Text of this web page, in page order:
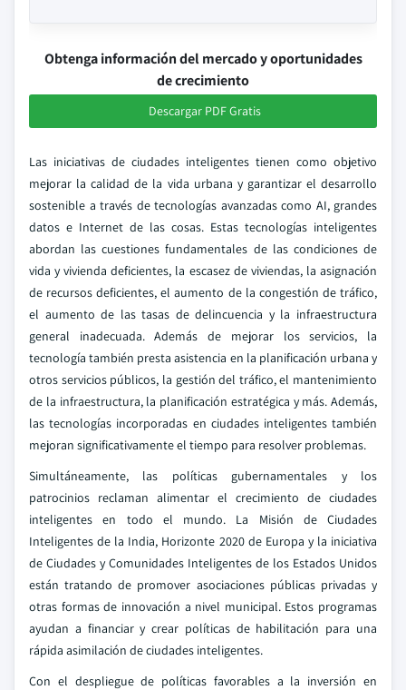
Obtenga información del mercado y oportunidades
de crecimiento
Descargar PDF Gratis
Las iniciativas de ciudades inteligentes tienen como objetivo
mejorar la calidad de la vida urbana y garantizar el desarrollo
sostenible a través de tecnologías avanzadas como AI, grandes
datos e Internet de las cosas. Estas tecnologías inteligentes
abordan las cuestiones fundamentales de las condiciones de
vida y vivienda deficientes, la escasez de viviendas, la asignación
de recursos deficientes, el aumento de la congestión de tráfico,
el aumento de las tasas de delincuencia y la infraestructura
general inadecuada. Además de mejorar los servicios, la
tecnología también presta asistencia en la planificación urbana y
otros servicios públicos, la gestión del tráfico, el mantenimiento
de la infraestructura, la planificación estratégica y más. Además,
las tecnologías incorporadas en ciudades inteligentes también
mejoran significativamente el tiempo para resolver problemas.
Simultáneamente, las políticas gubernamentales y los
patrocinios reclaman alimentar el crecimiento de ciudades
inteligentes en todo el mundo. La Misión de Ciudades
Inteligentes de la India, Horizonte 2020 de Europa y la iniciativa
de Ciudades y Comunidades Inteligentes de los Estados Unidos
están tratando de promover asociaciones públicas privadas y
otras formas de innovación a nivel municipal. Estos programas
ayudan a financiar y crear políticas de habilitación para una
rápida asimilación de ciudades inteligentes.
Con el despliegue de políticas favorables a la inversión en